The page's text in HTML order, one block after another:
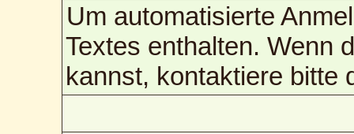
Um automatisierte
Textes enthalten. Wenn
kannst, kontaktiere bitte